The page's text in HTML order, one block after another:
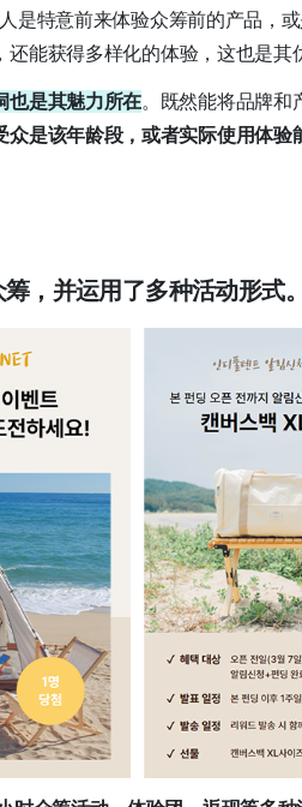
是特意前来体验众筹前的产品，
能获得多样化的体验，这也是其
也是其魅力所在。既然能将品牌和
众是该年龄段，或者实际使用体
，并运用了多种活动形式